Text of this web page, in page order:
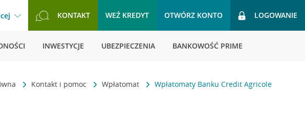
KONTAKT WEŹ KREDYT OTWÓRZ KONTO LOGOWANIE
INWESTYCJE UBEZPIECZENIA BANKOWOŚĆ PRIME
Kontakt i pomoc Wpłatomat Wpłatomaty Banku Credit Agricole